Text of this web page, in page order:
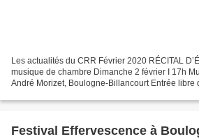
Les actualités du CRR Février 2020 RÉCITAL
musique de chambre Dimanche 2 février I 17h
André Morizet, Boulogne-Billancourt Entrée libre
Festival Effervescence à